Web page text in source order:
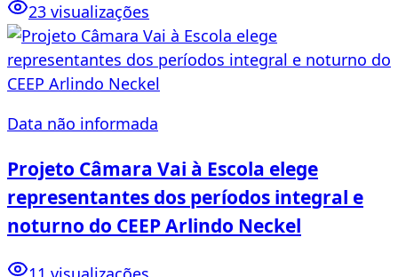
23 visualizações
Data não informada
Projeto Câmara Vai à Escola elege
representantes dos períodos integral e
noturno do CEEP Arlindo Neckel